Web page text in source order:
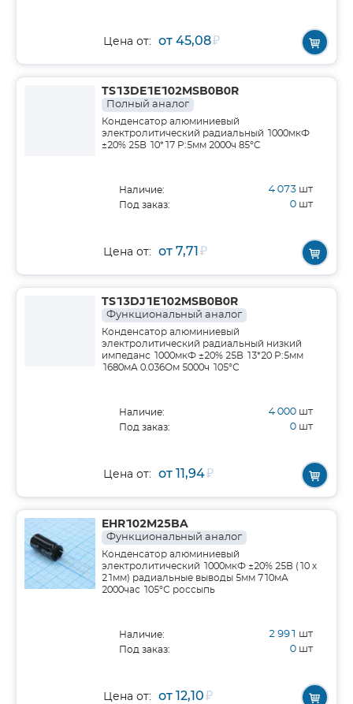
Цена от: от 45,08₽
TS13DE1E102MSB0B0R
Полный аналог
Конденсатор алюминиевый
электролитический радиальный 1000мкФ
±20% 25В 10*17 P:5мм 2000ч 85°C
Наличие: 4 073 шт
Под заказ: 0 шт
Цена от: от 7,71₽
TS13DJ1E102MSB0B0R
Функциональный аналог
Конденсатор алюминиевый
электролитический радиальный низкий
импеданс 1000мкФ ±20% 25В 13*20 P:5мм
1680мА 0.036Ом 5000ч 105°С
Наличие: 4 000 шт
Под заказ: 0 шт
Цена от: от 11,94₽
EHR102M25BA
Функциональный аналог
Конденсатор алюминиевый
электролитический 1000мкФ ±20% 25В (10 х
21мм) радиальные выводы 5мм 710мА
2000час 105°С россыпь
Наличие: 2 991 шт
Под заказ: 0 шт
Цена от: от 12,10₽